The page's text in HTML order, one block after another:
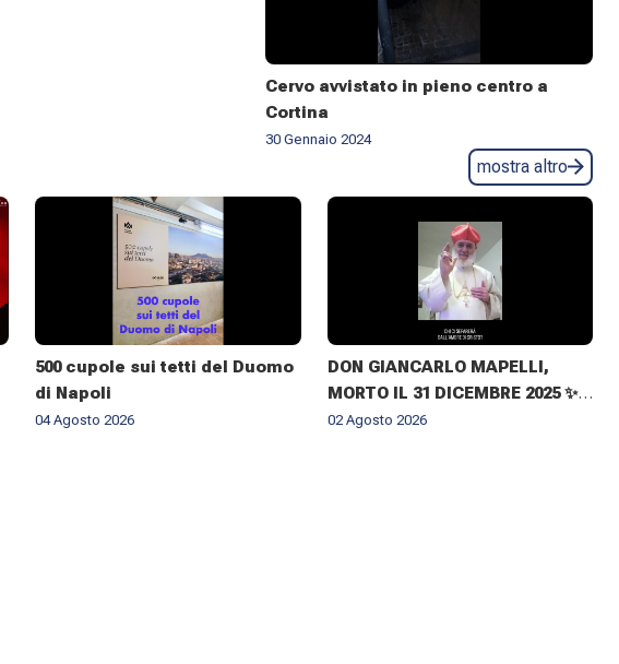
Cervo avvistato in pieno centro a
Cortina
30 Gennaio 2024
mostra altro
500 cupole sui tetti del Duomo
di Napoli
04 Agosto 2026
DON GIANCARLO MAPELLI,
MORTO IL 31 DICEMBRE 2025 ✨
IL RICORDO DEL CUGINO
02 Agosto 2026